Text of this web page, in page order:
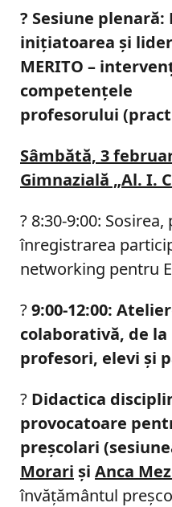
? Sesiune plenară:
iniţiatoarea şi
MERITO –
competenţele
profesorului
Sâmbătă, 3
Gimnazială „Al. I.
? 8:30-9:00:
înregistrarea
networking pentru
?9:00-12:00:
colaborativă, de
profesori, elevi şi
? Didactica
provocatoare
preșcolari
Morari şi Anca
învăţământul